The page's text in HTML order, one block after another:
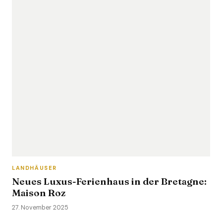
LANDHÄUSER
Neues Luxus-Ferienhaus in der Bretagne:
Maison Roz
27. November 2025